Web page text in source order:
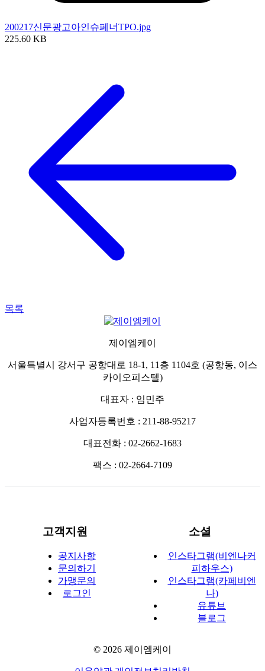
200217신문광고아인슈페너TPO.jpg
225.60 KB
목록
제이엠케이
서울특별시 강서구 공항대로 18-1, 11층 1104호 (공항동, 이스
카이오피스텔)
대표자 : 임민주
사업자등록번호 : 211-88-95217
대표전화 : 02-2662-1683
팩스 : 02-2664-7109
고객지원
공지사항
문의하기
가맹문의
로그인
소셜
인스타그램(비엔나커
피하우스)
인스타그램(카페비엔
나)
유튜브
블로그
© 2026 제이엠케이